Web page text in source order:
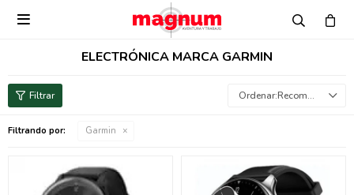

ELECTRÓNICA MARCA GARMIN
Recomendados
Filtrando por: Garmin